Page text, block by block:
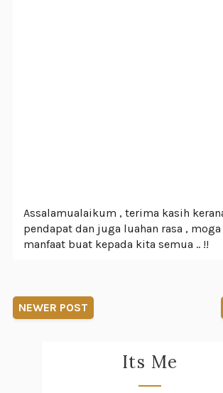
Assalamualaikum , terima kasih
pendapat dan juga luahan rasa ,
manfaat buat kepada kita semua .. !!
NEWER POST
Its Me